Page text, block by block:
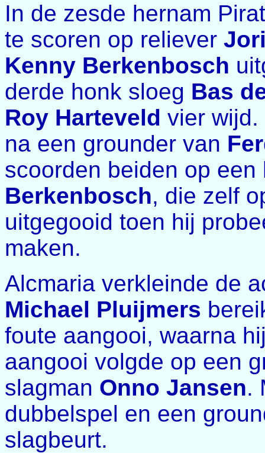
In de zesde hernam
te scoren op reliever
Kenny Berkenbosch
derde honk sloeg Bas
Roy Harteveld vier
na een grounder van
scoorden beiden op
Berkenbosch, die zelf
uitgegooid toen hij
maken.
Alcmaria verkleinde de
Michael Pluijmers
foute aangooi, waarna
aangooi volgde op een
slagman Onno Jansen.
dubbelspel en een
slagbeurt.